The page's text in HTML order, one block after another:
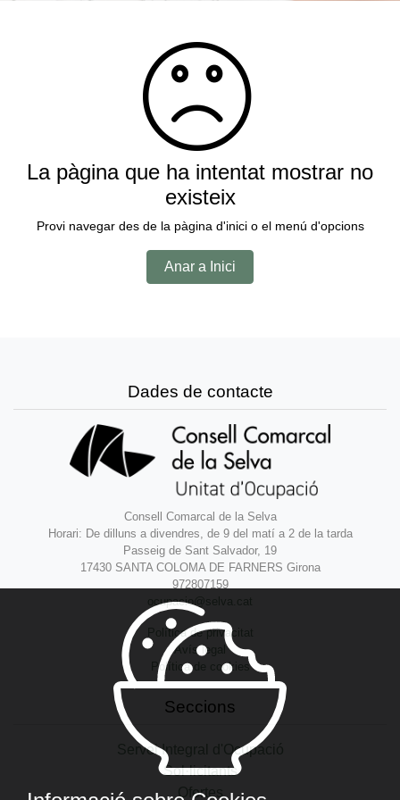
La pàgina que ha intentat mostrar no
existeix
Provi navegar des de la pàgina d'inici o el menú d'opcions
Anar a Inici
Dades de contacte
Consell Comarcal de la Selva
Horari: De dilluns a divendres, de 9 del matí a 2 de la tarda
Passeig de Sant Salvador, 19
17430 SANTA COLOMA DE FARNERS Girona
972807159
ocupacio@selva.cat
Política de privacitat
Avís legal
Política de cookies
Seccions
Servei Integral d'Ocupació
Sol·licitants
Ofertes